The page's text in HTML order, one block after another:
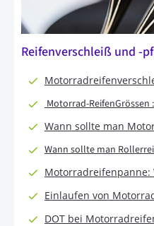
Reifenverschleiß und -
Motorrad-
Wann sollte man
Wann sollte man
Motorradreifenpanne:
Einlaufen von
DOT bei